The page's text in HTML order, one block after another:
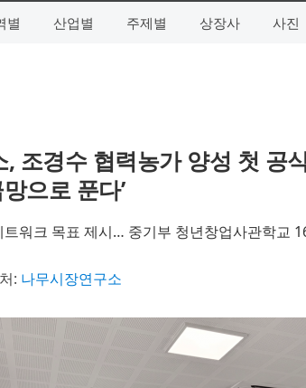
별 산업별 주제별 상장사 사진
조경수 협력농가 양성 첫 공
으로 푼다’
워크 목표 제시… 중기부 청년창업사관학교
: 나무시장연구소